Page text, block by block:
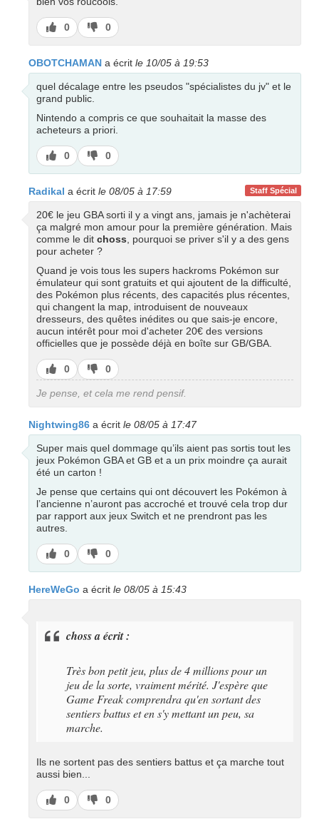
J’aime
0
J’aime
pas
0
OBOTCHAMAN a écrit le 10/05 à 19:53
quel décalage entre les pseudos "spécialistes du jv" et le
grand public.
Nintendo a compris ce que souhaitait la masse des
acheteurs a priori.
J’aime
0
J’aime
pas
0
Staff Spécial
Radikal a écrit le 08/05 à 17:59
20€ le jeu GBA sorti il y a vingt ans, jamais je n'achèterai
ça malgré mon amour pour la première génération. Mais
comme le dit choss, pourquoi se priver s'il y a des gens
pour acheter ?
Quand je vois tous les supers hackroms Pokémon sur
émulateur qui sont gratuits et qui ajoutent de la difficulté,
des Pokémon plus récents, des capacités plus récentes,
qui changent la map, introduisent de nouveaux
dresseurs, des quêtes inédites ou que sais-je encore,
aucun intérêt pour moi d'acheter 20€ des versions
officielles que je possède déjà en boîte sur GB/GBA.
J’aime
0
J’aime
pas
0
Je pense, et cela me rend pensif.
Nightwing86 a écrit le 08/05 à 17:47
Super mais quel dommage qu’ils aient pas sortis tout les
jeux Pokémon GBA et GB et a un prix moindre ça aurait
été un carton !
Je pense que certains qui ont découvert les Pokémon à
l’ancienne n’auront pas accroché et trouvé cela trop dur
par rapport aux jeux Switch et ne prendront pas les
autres.
J’aime
0
J’aime
pas
0
HereWeGo a écrit le 08/05 à 15:43
choss a écrit :
Très bon petit jeu, plus de 4 millions pour un
jeu de la sorte, vraiment mérité. J'espère que
Game Freak comprendra qu'en sortant des
sentiers battus et en s'y mettant un peu, sa
marche.
Ils ne sortent pas des sentiers battus et ça marche tout
aussi bien...
J’aime
0
J’aime
pas
0